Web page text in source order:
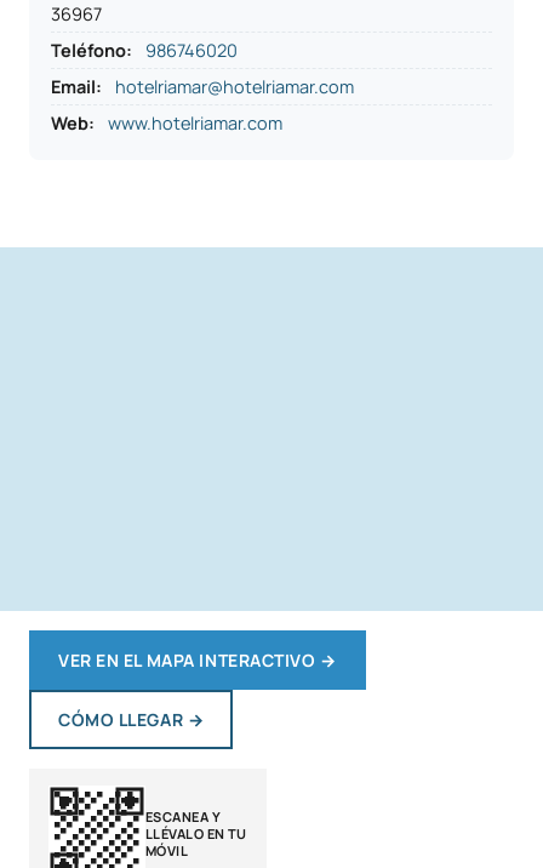
36967
Teléfono:
986746020
Email:
hotelriamar@hotelriamar.com
Web:
www.hotelriamar.com
VER EN EL MAPA INTERACTIVO →
CÓMO LLEGAR →
ESCANEA Y
LLÉVALO EN TU
MÓVIL